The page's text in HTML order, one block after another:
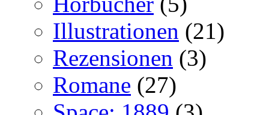
Illustrationen (21)
Rezensionen (3)
Romane (27)